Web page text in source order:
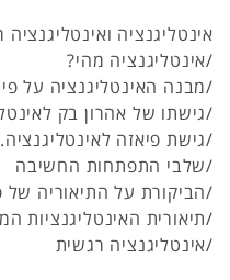
אינטליגנציה
/אינטליגנציה מהי?
/מבנה האינטליגנציה על פי
/גישתו של אהרון בק
/גישת פיאזה לאינטליגנציה.
/שלבי התפתחות החשיבה
/הביקורת על התיאוריה של
/תיאורית האינטליגנציות
/אינטליגנציה רגשית